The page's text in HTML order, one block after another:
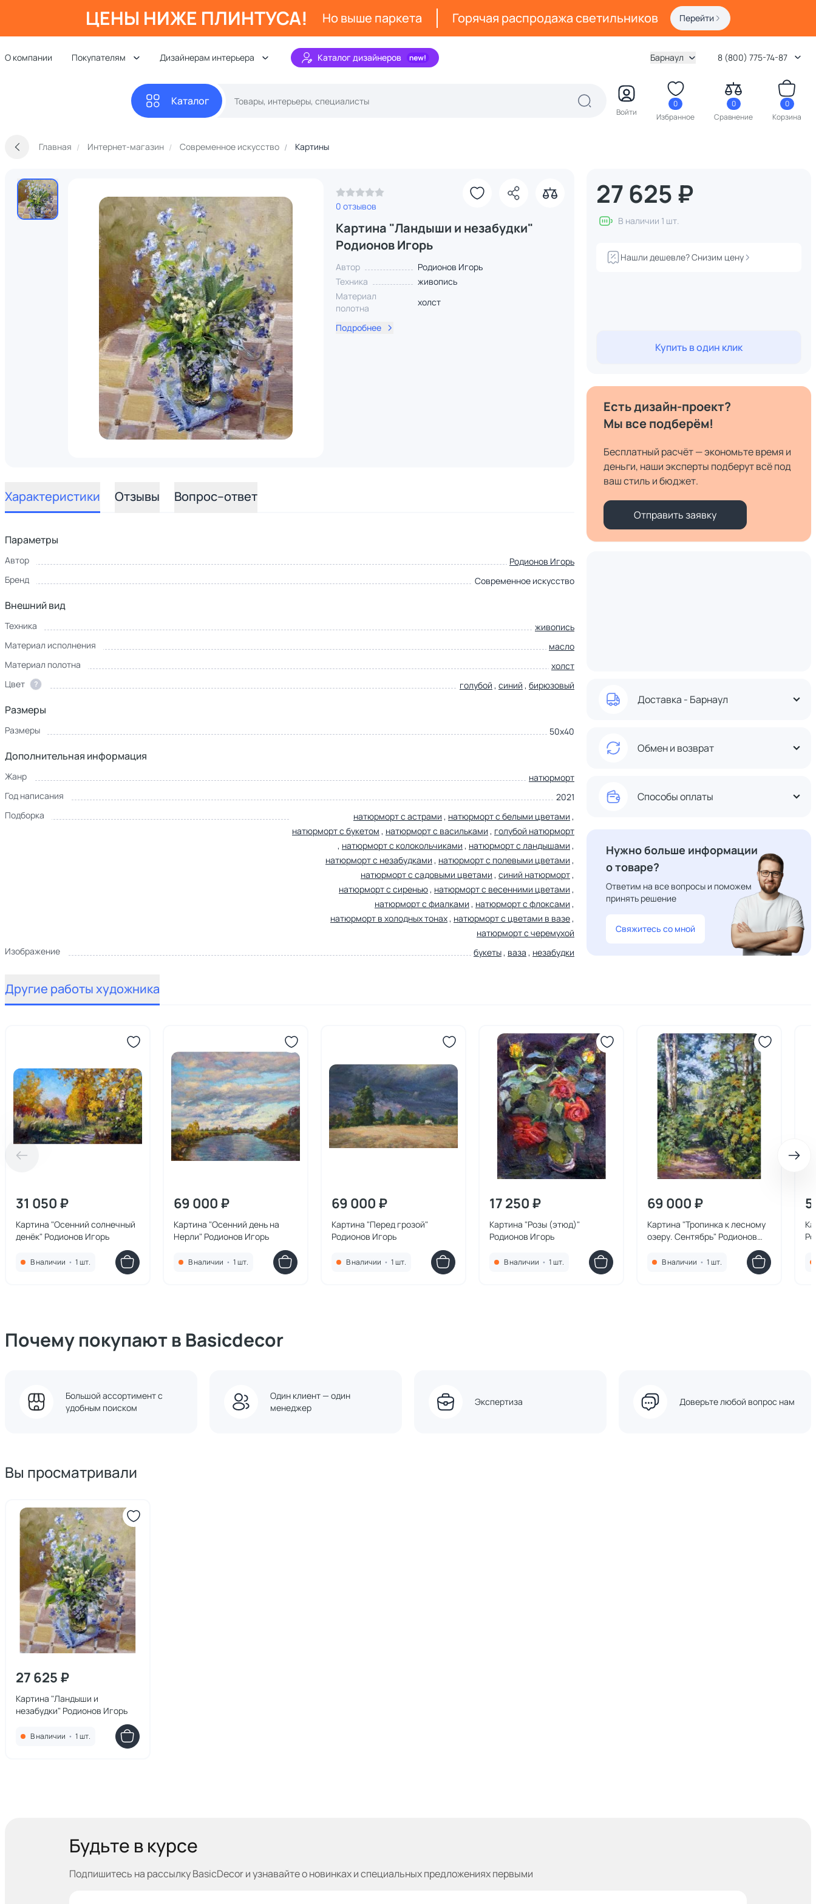
ЦЕНЫ НИЖЕ ПЛИНТУСА! Но выше паркета Горячая распродажа светильников Перейти
О компании Покупателям Дизайнерам интерьера Каталог дизайнеров Барнаул 8 (800) 775-74-87
Каталог
Войти
0
Избранное
0
Сравнение
0
Корзина
Главная Интернет-магазин Современное искусство Картины
0 отзывов
Картина "Ландыши и незабудки"
Родионов Игорь
Автор
Родионов Игорь
Техника
живопись
Материал
полотна
холст
Подробнее
Характеристики Отзывы Вопрос–ответ
Параметры
Автор
Родионов Игорь
Бренд
Современное искусство
Внешний вид
Техника
живопись
Материал исполнения
масло
Материал полотна
холст
Цвет
? голубой , синий , бирюзовый
Размеры
Размеры 50х40
Дополнительная информация
Жанр
натюрморт
Год написания
2021
Подборка
натюрморт с астрами , натюрморт с белыми цветами ,
натюрморт с букетом , натюрморт с васильками , голубой натюрморт
, натюрморт с колокольчиками , натюрморт с ландышами ,
натюрморт с незабудками , натюрморт с полевыми цветами ,
натюрморт с садовыми цветами , синий натюрморт,
натюрморт с сиренью, натюрморт с весенними цветами ,
натюрморт с фиалками , натюрморт с флоксами ,
натюрморт в холодных тонах, натюрморт с цветами в вазе,
натюрморт с черемухой
Изображение
букеты, ваза , незабудки
27 625 ₽
В наличии 1 шт.
Нашли дешевле? Снизим цену
Купить в один клик
Есть дизайн-проект?
Мы все подберём!
Бесплатный расчёт — экономьте время и
деньги, наши эксперты подберут всё под
ваш стиль и бюджет.
Отправить заявку
Доставка - Барнаул
Обмен и возврат
Способы оплаты
Нужно больше информации
о товаре?
Ответим на все вопросы и поможем
принять решение
Свяжитесь со мной
Другие работы художника
31 050 ₽
Картина "Осенний солнечный
денёк" Родионов Игорь
В наличии • 1 шт.
69 000 ₽
Картина "Осенний день на
Нерли" Родионов Игорь
В наличии • 1 шт.
69 000 ₽
Картина "Перед грозой"
Родионов Игорь
В наличии • 1 шт.
17 250 ₽
Картина "Розы (этюд)"
Родионов Игорь
В наличии • 1 шт.
69 000 ₽
Картина "Тропинка к лесному
озеру. Сентябрь" Родионов
В наличии • 1 шт.
Почему покупают в Basicdecor
Большой ассортимент с
удобным поиском
Один клиент — один
менеджер
Экспертиза Доверьте любой вопрос нам
Вы просматривали
27 625 ₽
Картина "Ландыши и
незабудки" Родионов Игорь
В наличии • 1 шт.
Будьте в курсе
Подпишитесь на рассылку BasicDecor и узнавайтео новинках и специальных предложениях первыми